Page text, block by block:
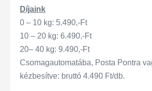
Díjaink
0 – 10 kg: 5.490,-Ft
10 – 20 kg: 6.490,-Ft
20– 40 kg: 9.490,-Ft
Csomagautomatába, Posta Pontra
kézbesítve: bruttó 4.490 Ft/db.